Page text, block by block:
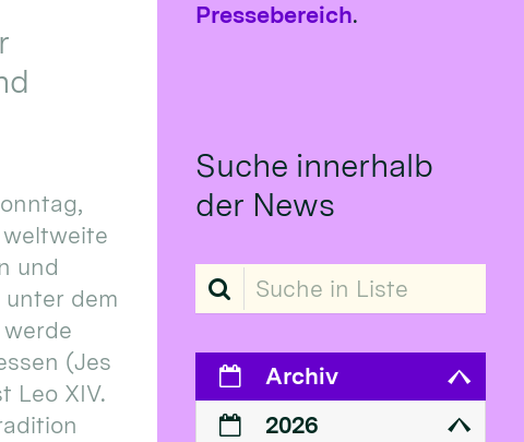
und
dem
(Jes
Leo XIV.
Pressebereich.
Suche innerhalb
der News
Suche in Liste
Archiv
2026